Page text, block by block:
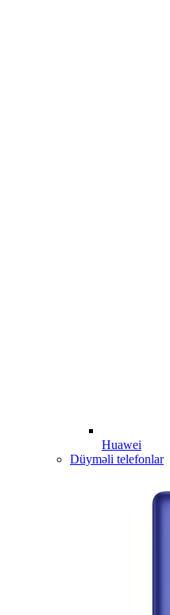
Huawei
Düyməli telefonlar